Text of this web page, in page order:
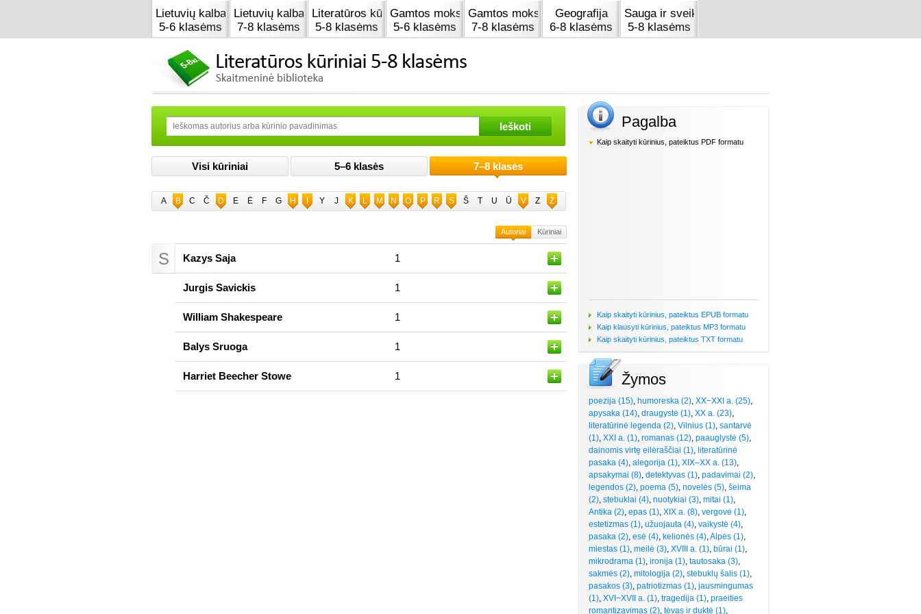
Lietuvių kalba
5-6 klasėms
Lietuvių kalba
7-8 klasėms
Literatūros kūrinai
5-8 klasėms
Gamtos mokslai
5-6 klasėms
Gamtos mokslai
7-8 klasėms
Geografija
6-8 klasėms
Sauga ir sveikata
5-8 klasėms
Visi kūriniai 5–6 klasės 7–8 klasės
A B C Č D E Ė F G H Y J K L M N O P R S Š T U Ū V Z Ž
Kūriniai
Autoriai
S Kazys Saja 1
Jurgis Savickis 1
William Shakespeare 1
Balys Sruoga 1
Harriet Beecher Stowe 1
Pagalba
Kaip skaityti kūrinius, pateiktus PDF formatu
Kaip skaityti kūrinius, pateiktus EPUB formatu
Kaip klausyti kūrinius, pateiktus MP3 formatu
Kaip skaityti kūrinius, pateiktus TXT formatu
Žymos
poezija (15), humoreska (2), XX−XXI a. (25),
apysaka (14), draugystė (1), XX a. (23),
literatūrinė legenda (2), Vilnius (1), santarvė
(1), XXI a. (1), romanas (12), paauglystė (5),
dainomis virtę eilėraščiai (1), literatūrinė
pasaka (4), alegorija (1), XIX–XX a. (13),
apsakymai (8), detektyvas (1), padavimai (2),
legendos (2), poema (5), novelės (5), šeima
(2), stebuklai (4), nuotykiai (3), mitai (1),
Antika (2), epas (1), XIX a. (8), vergovė (1),
estetizmas (1), užuojauta (4), vaikystė (4),
pasaka (2), esė (4), kelionės (4),Alpės (1),
miestas (1), meilė (3), XVIII a. (1), būrai (1),
mikrodrama (1), ironija (1), tautosaka (3),
sakmės (2), mitologija (2), stebuklų šalis (1),
pasakos (3), patriotizmas (1), jausmingumas
(1), XVI−XVII a. (1), tragedija (1), praeities
romantizavimas (2), tėvas ir duktė (1),